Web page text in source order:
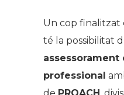
Un cop finalitzat
té la possibilitat
assessorament
professional